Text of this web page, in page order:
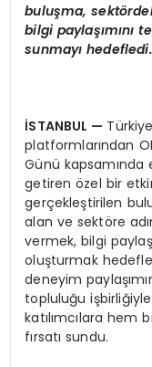
buluşma, sektö
bilgi paylaşımını
sunmayı hedefledi.
İSTANBUL —
platformlarından
Günü kapsamında
getiren özel bir
gerçekleştirilen
alan ve sektöre
vermek, bilgi
oluşturmak
deneyim
topluluğu
katılımcılara
fırsatı sundu.